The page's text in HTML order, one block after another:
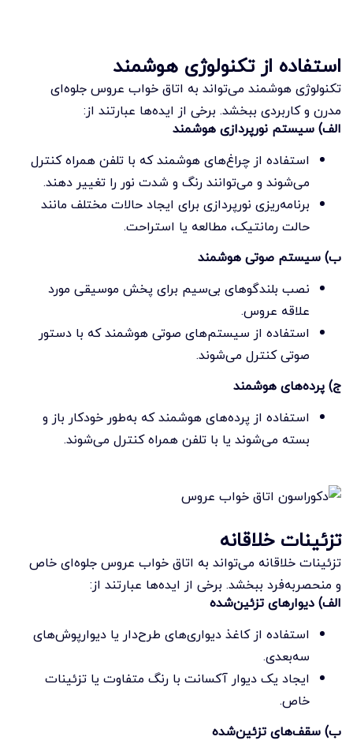
استفاده از تکنولوژی هوشمند
تکنولوژی هوشمند می‌تواند به اتاق خواب عروس جلوه‌ای
مدرن و کاربردی ببخشد. برخی از ایده‌ها عبارتند از:
الف) سیستم نورپردازی هوشمند
استفاده از چراغ‌های هوشمند که با تلفن همراه کنترل
می‌شوند و می‌توانند رنگ و شدت نور را تغییر دهند.
برنامه‌ریزی نورپردازی برای ایجاد حالات مختلف مانند
حالت رمانتیک، مطالعه یا استراحت.
ب) سیستم صوتی هوشمند
نصب بلندگوهای بی‌سیم برای پخش موسیقی مورد
علاقه عروس.
استفاده از سیستم‌های صوتی هوشمند که با دستور
صوتی کنترل می‌شوند.
ج) پرده‌های هوشمند
استفاده از پرده‌های هوشمند که به‌طور خودکار باز و
بسته می‌شوند یا با تلفن همراه کنترل می‌شوند.
تزئینات خلاقانه
تزئینات خلاقانه می‌تواند به اتاق خواب عروس جلوه‌ای خاص
و منحصربه‌فرد ببخشد. برخی از ایده‌ها عبارتند از:
الف) دیوارهای تزئین‌شده
استفاده از کاغذ دیواری‌های طرح‌دار یا دیوارپوش‌های
سه‌بعدی.
ایجاد یک دیوار آکسانت با رنگ متفاوت یا تزئینات
خاص.
ب) سقف‌های تزئین‌شده